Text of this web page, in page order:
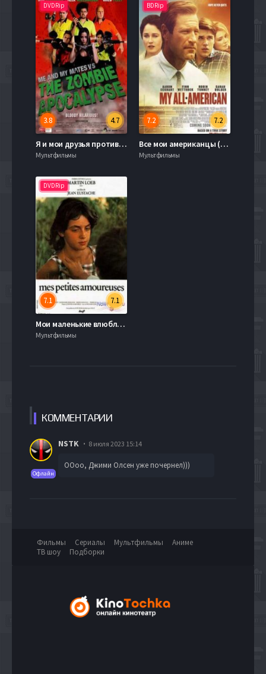
DVDRip
4.7
3.8
Я и мои друзья против зомби-апокалипсиса (2015)
Мультфильмы
BDRip
7.2
7.2
Все мои американцы (2015)
Мультфильмы
DVDRip
7.1
7.1
Мои маленькие влюбленные / Мои первые увлечения (1974)
Мультфильмы
КОММЕНТАРИИ
Офлайн
NSTK 8 июля 2023 15:14
ООоо, Джими Олсен уже почернел)))
Фильмы Сериалы Мультфильмы
Аниме
ТВ шоу
Подборки